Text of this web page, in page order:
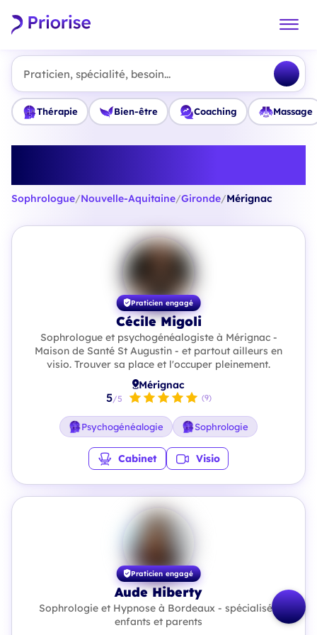
Praticien, spécialité, besoin...
Thérapie Bien-être Coaching Massage
Sophrologue/Nouvelle-Aquitaine/Gironde/Mérignac
Praticien engagé
Cécile Migoli
Sophrologue et psychogénéalogiste à Mérignac -
Maison de Santé St Augustin - et partout ailleurs en
visio. Trouver sa place et l'occuper pleinement.
Mérignac
5/5 (9)
Psychogénéalogie Sophrologie
Cabinet Visio
Praticien engagé
Aude Hiberty
Sophrologie et Hypnose à Bordeaux - spécialisée
enfants et parents